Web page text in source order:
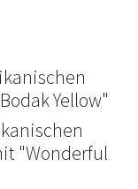
Yellow"
"Wonderful